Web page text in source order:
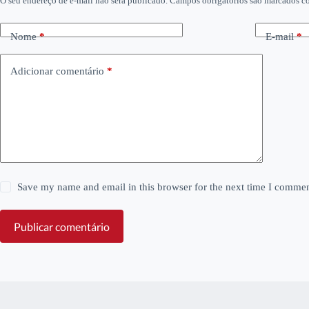
Nome* E-mail*
Adicionar comentário *
Save my name and email in this browser for the next time I
Publicar comentário